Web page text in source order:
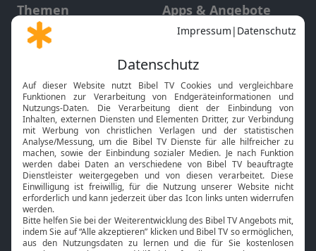
Themen
Gott und Bibel erklärt
Neuigkeiten
Apps & Angebote
Mobile App
Smart TV
HbbTV
Bibelthek Online-Bibel
Nächster Gottesdienst
Bibel TV
Über uns
Jobs
Service
Kontakt
TV-Empfang